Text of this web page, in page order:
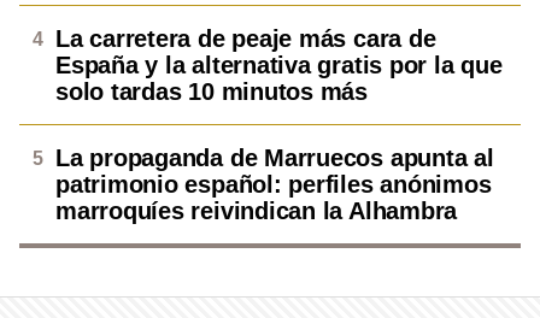
La carretera de peaje más cara de
España y la alternativa gratis por la que
solo tardas 10 minutos más
La propaganda de Marruecos apunta al
patrimonio español: perfiles anónimos
marroquíes reivindican la Alhambra